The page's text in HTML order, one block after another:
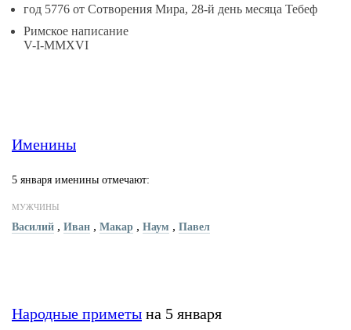
год 5776 от Сотворения Мира, 28-й день месяца Тебеф
Римское написание
V-I-MMXVI
Именины
5 января именины отмечают:
МУЖЧИНЫ
Василий , Иван , Макар , Наум , Павел
Народные приметы на 5 января